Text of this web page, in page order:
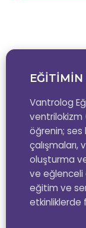
EĞİTİMİN
Vantrolog
ventrilokizm
öğrenin;
oluşturma
ve eğlenceli
eğitim ve
etkinliklerde